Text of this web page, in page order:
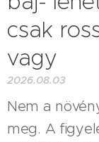
csak
vagy
2026.08.03
Nem a
meg. A